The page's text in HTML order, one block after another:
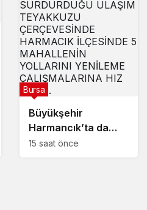
Büyükşehir
Harmancık’ta da
yolları yeniliyor
Bursa
15 saat önce